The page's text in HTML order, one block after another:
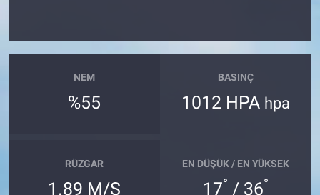
NEM
%55
BASINÇ
1012 HPA hpa
RÜZGAR
1.89 M/S
EN DÜŞÜK / EN YÜKSEK
17° / 36°